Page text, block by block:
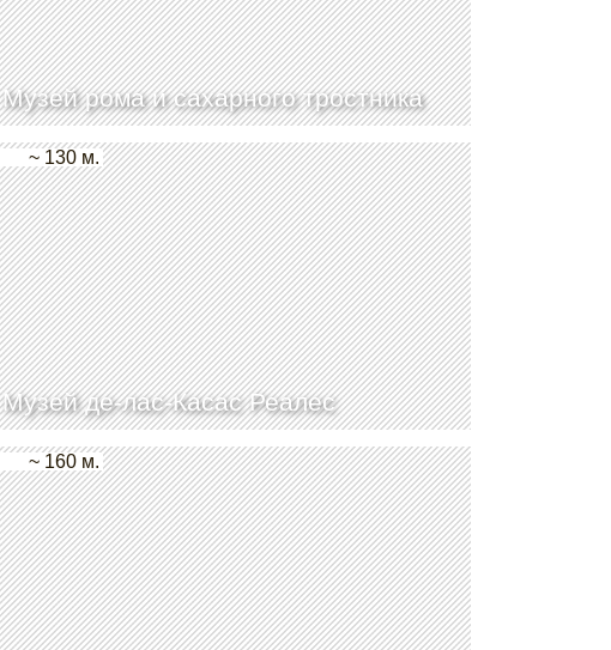
Музей рома и сахарного тростника
Музей де-лас-Касас Реалес
~ 130 м.
~ 160 м.